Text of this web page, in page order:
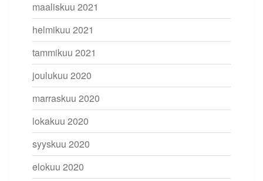
maaliskuu 2021
helmikuu 2021
tammikuu 2021
joulukuu 2020
marraskuu 2020
lokakuu 2020
syyskuu 2020
elokuu 2020